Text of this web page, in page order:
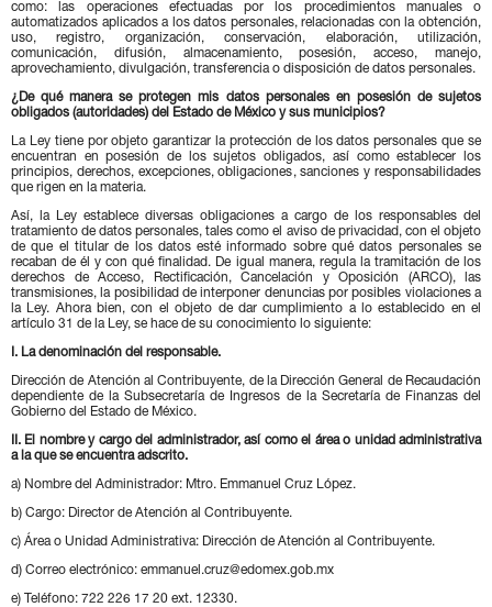
como: las operaciones efectuadas por los procedimientos manuales o
automatizados aplicados a los datos personales, relacionadas con la obtención,
uso, registro, organización, conservación, elaboración, utilización,
comunicación, difusión, almacenamiento, posesión, acceso, manejo,
aprovechamiento, divulgación, transferencia o disposición de datos personales.
¿De qué manera se protegen mis datos personales en posesión de sujetos
obligados (autoridades) del Estado de México y sus municipios?
La Ley tiene por objeto garantizar la protección de los datos personales que se
encuentran en posesión de los sujetos obligados, así como establecer los
principios, derechos, excepciones, obligaciones, sanciones y responsabilidades
que rigen en la materia.
Así, la Ley establece diversas obligaciones a cargo de los responsables del
tratamiento de datos personales, tales como el aviso de privacidad, con el objeto
de que el titular de los datos esté informado sobre qué datos personales se
recaban de él y con qué finalidad. De igual manera, regula la tramitación de los
derechos de Acceso, Rectificación, Cancelación y Oposición (ARCO), las
transmisiones, la posibilidad de interponer denuncias por posibles violaciones a
la Ley. Ahora bien, con el objeto de dar cumplimiento a lo establecido en el
artículo 31 de la Ley, se hace de su conocimiento lo siguiente:
I. La denominación del responsable.
Dirección de Atención al Contribuyente, de la Dirección General de Recaudación
dependiente de la Subsecretaría de Ingresos de la Secretaría de Finanzas del
Gobierno del Estado de México.
II. El nombre y cargo del administrador, así como el área o unidad administrativa
a la que se encuentra adscrito.
a) Nombre del Administrador: Mtro. Emmanuel Cruz López.
b) Cargo: Director de Atención al Contribuyente.
c) Área o Unidad Administrativa: Dirección de Atención al Contribuyente.
d) Correo electrónico: emmanuel.cruz@edomex.gob.mx
e) Teléfono: 722 226 17 20 ext. 12330.